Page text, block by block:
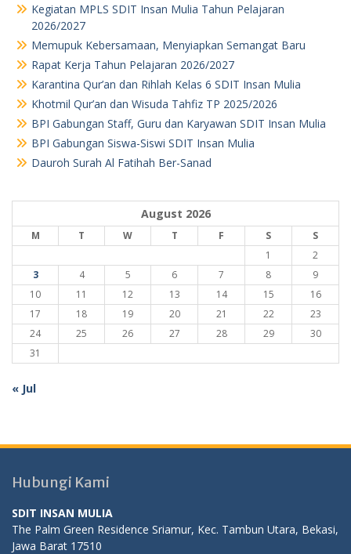
Kegiatan MPLS SDIT Insan Mulia Tahun Pelajaran
2026/2027
Memupuk Kebersamaan, Menyiapkan Semangat Baru
Rapat Kerja Tahun Pelajaran 2026/2027
Karantina Qur’an dan Rihlah Kelas 6 SDIT Insan Mulia
Khotmil Qur’an dan Wisuda Tahfiz TP 2025/2026
BPI Gabungan Staff, Guru dan Karyawan SDIT Insan Mulia
BPI Gabungan Siswa-Siswi SDIT Insan Mulia
Dauroh Surah Al Fatihah Ber-Sanad
August 2026
M T W T F S
S
1
2
3
4 5 6 7 8
9
10
11 12 13 14 15
16
17
18 19 20 21 22
23
24
25 26 27 28 29
30
31
« Jul
Hubungi Kami
SDIT INSAN MULIA
The Palm Green Residence Sriamur, Kec. Tambun Utara, Bekasi,
Jawa Barat 17510